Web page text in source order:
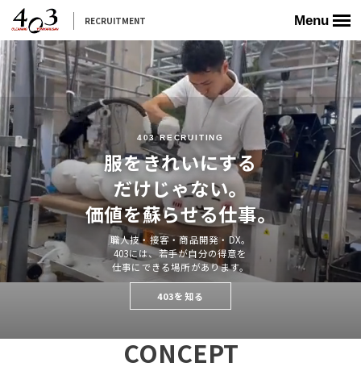
RECRUITMENT Menu
403 RECRUITING
服をきれいにする
だけじゃない。
価値を蘇らせる仕事。
職人技・接客・商品開発・DX。
403には、若手が自分の得意を
仕事にできる場所があります。
403を知る
CONCEPT